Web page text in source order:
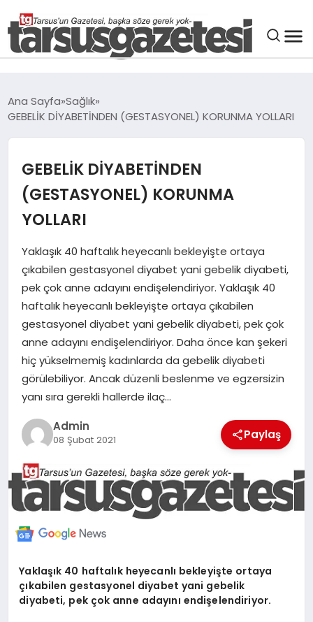
SPOR
ASAYIŞ
DÜNYA
SIYASET
EKONOMI
MERSIN
EĞITIM
Ana Sayfa Sağlık
GEBELİK DİYABETİNDEN (GESTASYONEL) KORUNMA YOLLARI
GEBELİK DİYABETİNDEN
(GESTASYONEL) KORUNMA
YOLLARI
Yaklaşık 40 haftalık heyecanlı bekleyişte ortaya
çıkabilen gestasyonel diyabet yani gebelik diyabeti,
pek çok anne adayını endişelendiriyor. Yaklaşık 40
haftalık heyecanlı bekleyişte ortaya çıkabilen
gestasyonel diyabet yani gebelik diyabeti, pek çok
anne adayını endişelendiriyor. Daha önce kan şekeri
hiç yükselmemiş kadınlarda da gebelik diyabeti
görülebiliyor. Ancak düzenli beslenme ve egzersizin
yanı sıra gerekli hallerde ilaç…
Admin
08 Şubat 2021 Paylaş
Yaklaşık 40 haftalık heyecanlı bekleyişte ortaya
çıkabilen gestasyonel diyabet yani gebelik
diyabeti, pek çok anne adayını endişelendiriyor.